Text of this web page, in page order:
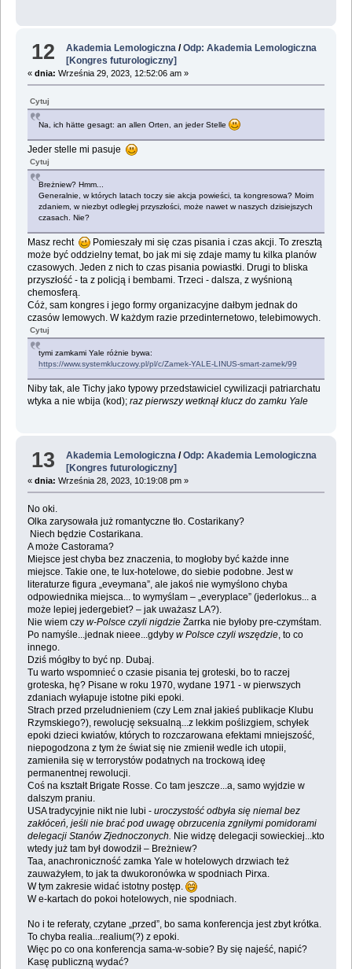
12 Akademia Lemologiczna /Odp: Akademia Lemologiczna
[Kongres futurologiczny]
« dnia: Września 29, 2023, 12:52:06 am »
Cytuj
Na, ich hätte gesagt: an allen Orten, an jeder Stelle
Jeder stelle mi pasuje
Cytuj
Breżniew? Hmm...
Generalnie, w których latach toczy sie akcja powieści, ta kongresowa? Moim
zdaniem, w niezbyt odległej przyszłości, może nawet w naszych dzisiejszych
czasach. Nie?
Masz recht
Pomieszały mi się czas pisania i czas akcji. To zresztą
może być oddzielny temat, bo jak mi się zdaje mamy tu kilka planów
czasowych. Jeden z nich to czas pisania powiastki. Drugi to bliska
przyszłość - ta z policją i bembami. Trzeci - dalsza, z wyśnioną
chemosferą.
Cóż, sam kongres i jego formy organizacyjne dałbym jednak do
czasów lemowych. W każdym razie przedinternetowo, telebimowych.
Cytuj
tymi zamkami Yale różnie bywa:
https://www.systemkluczowy.pl/pl/c/Zamek-YALE-LINUS-smart-zamek/99
Niby tak, ale Tichy jako typowy przedstawiciel cywilizacji patriarchatu
wtyka a nie wbija (kod); raz pierwszy wetknął klucz do zamku Yale
13 Akademia Lemologiczna /Odp: Akademia Lemologiczna
[Kongres futurologiczny]
« dnia: Września 28, 2023, 10:19:08 pm »
No oki.
Olka zarysowała już romantyczne tło. Costarikany?
Niech będzie Costarikana.
A może Castorama?
Miejsce jest chyba bez znaczenia, to mogłoby być każde inne
miejsce. Takie one, te lux-hotelowe, do siebie podobne. Jest w
literaturze figura „eveymana”, ale jakoś nie wymyślono chyba
odpowiednika miejsca... to wymyślam – „everyplace” (jederlokus... a
może lepiej jedergebiet? – jak uważasz LA?).
Nie wiem czy w-Polsce czyli nigdzieŻarrka nie byłoby pre-czymśtam.
Po namyśle...jednak nieee...gdyby w Polsce czyli wszędzie, to co
innego.
Dziś mógłby to być np. Dubaj.
Tu warto wspomnieć o czasie pisania tej groteski, bo to raczej
groteska, hę? Pisane w roku 1970, wydane 1971 - w pierwszych
zdaniach wyłapuje istotne piki epoki.
Strach przed przeludnieniem (czy Lem znał jakieś publikacje Klubu
Rzymskiego?), rewolucję seksualną...z lekkim poślizgiem, schyłek
epoki dzieci kwiatów, których to rozczarowana efektami mniejszość,
niepogodzona z tym że świat się nie zmienił wedle ich utopii,
zamieniła się w terrorystów podatnych na trockową ideę
permanentnej rewolucji.
Coś na kształt Brigate Rosse. Co tam jeszcze...a, samo wyjdzie w
dalszym praniu.
USA tradycyjnie nikt nie lubi - uroczystość odbyła się niemal bez
zakłóceń, jeśli nie brać pod uwagę obrzucenia zgniłymi pomidorami
delegacji Stanów Zjednoczonych. Nie widzę delegacji sowieckiej...kto
wtedy już tam był dowodził – Breżniew?
Taa, anachroniczność zamka Yale w hotelowych drzwiach też
zauważyłem, to jak ta dwukoronówka w spodniach Pirxa.
W tym zakresie widać istotny postęp.
W e-kartach do pokoi hotelowych, nie spodniach.
No i te referaty, czytane „przed”, bo sama konferencja jest zbyt krótka.
To chyba realia...realium(?) z epoki.
Więc po co ona konferencja sama-w-sobie? By się najeść, napić?
Kasę publiczną wydać?